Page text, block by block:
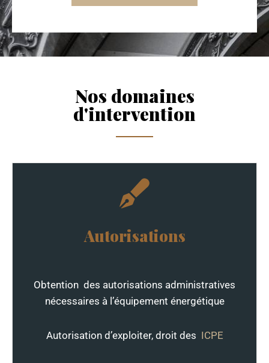
Nos domaines
d'intervention
Autorisations
Obtention des autorisations administratives
nécessaires à l’équipement énergétique
Autorisation d’exploiter, droit des ICPE